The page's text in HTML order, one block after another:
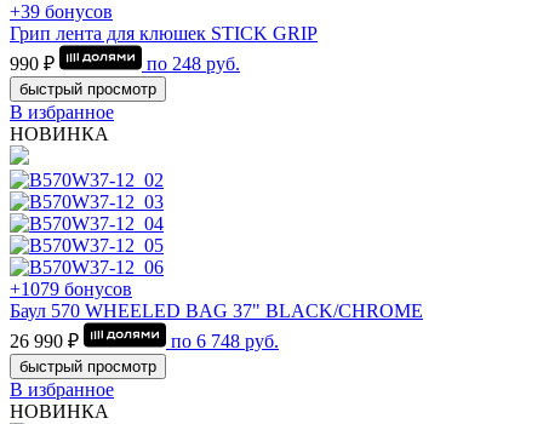
+39 бонусов
Грип лента для клюшек STICK GRIP
990 ₽
по 248 руб.
быстрый просмотр
В избранное
НОВИНКА
+1079 бонусов
Баул 570 WHEELED BAG 37" BLACK/CHROME
26 990 ₽
по 6 748 руб.
быстрый просмотр
В избранное
НОВИНКА